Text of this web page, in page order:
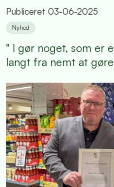
Publiceret 03-06-2025
Nyhed
" I gør noget, som er
langt fra nemt at